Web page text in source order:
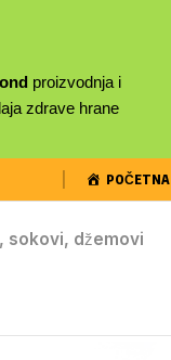
proizvodnja i
zdrave hrane
POČETNA
sokovi, džemovi